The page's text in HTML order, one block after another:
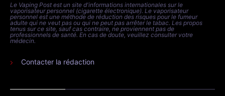
Le Vaping Post est un site d'informations internationales sur le
vaporisateur personnel (cigarette électronique). Le vaporisateur
personnel est une méthode de réduction des risques pour le fumeur
adulte qui ne veut pas ou qui ne peut pas arrêter le tabac. Les propos
tenus sur ce site, sauf cas contraire, ne proviennent pas de
professionnels de santé. En cas de doute, veuillez consulter votre
médecin.
Contacter la rédaction